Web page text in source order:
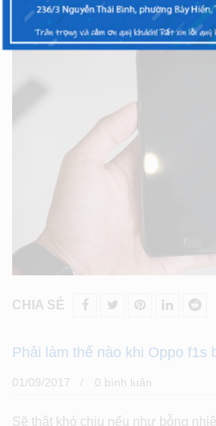
CHIA SẺ
Phải làm thế nào khi Oppo f1s
01/09/2017 0 bình luân
Sẽ thật khó chịu nếu như bỗng